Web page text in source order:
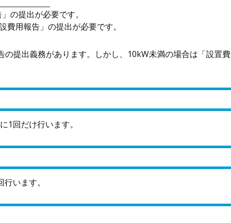
の提出が必要です。
用報告」の提出が必要です。
提出義務があります。しかし、10kW未満の場合は「設置
1回だけ行います。
います。